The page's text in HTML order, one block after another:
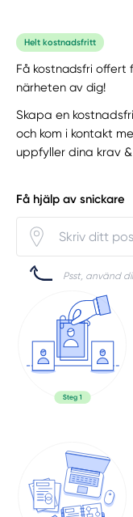
Helt kostnadsfritt
Få kostnadsfri offert
närheten av dig!
Skapa en
och kom i kontakt
uppfyller dina krav
Få hjälp av snickare
Psst, använd